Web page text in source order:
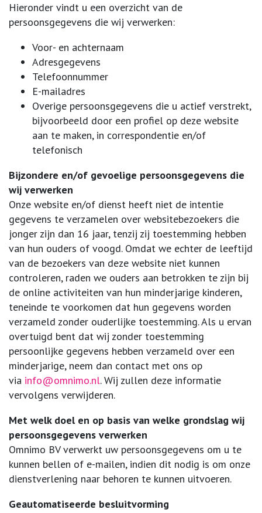
Hieronder vindt u een overzicht van de
persoonsgegevens die wij verwerken:
Voor- en achternaam
Adresgegevens
Telefoonnummer
E-mailadres
Overige persoonsgegevens die u actief verstrekt,
bijvoorbeeld door een profiel op deze website
aan te maken, in correspondentie en/of
telefonisch
Bijzondere en/of gevoelige persoonsgegevens die
wij verwerken
Onze website en/of dienst heeft niet de intentie
gegevens te verzamelen over websitebezoekers die
jonger zijn dan 16 jaar, tenzij zij toestemming hebben
van hun ouders of voogd. Omdat we echter de leeftijd
van de bezoekers van deze website niet kunnen
controleren, raden we ouders aan betrokken te zijn bij
de online activiteiten van hun minderjarige kinderen,
teneinde te voorkomen dat hun gegevens worden
verzameld zonder ouderlijke toestemming. Als u ervan
overtuigd bent dat wij zonder toestemming
persoonlijke gegevens hebben verzameld over een
minderjarige, neem dan contact met ons op
via info@omnimo.nl. Wij zullen deze informatie
vervolgens verwijderen.
Met welk doel en op basis van welke grondslag wij
persoonsgegevens verwerken
Omnimo BV verwerkt uw persoonsgegevens om u te
kunnen bellen of e-mailen, indien dit nodig is om onze
dienstverlening naar behoren te kunnen uitvoeren.
Geautomatiseerde besluitvorming